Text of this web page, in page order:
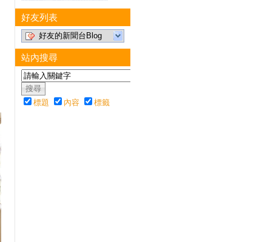
好友列表
好友的新聞台Blog
站內搜尋
標題 內容 標籤